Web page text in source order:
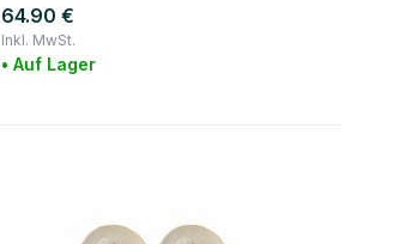
64.90 €
Inkl. MwSt.
• Auf Lager